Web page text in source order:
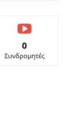
0
Συνδρομητές